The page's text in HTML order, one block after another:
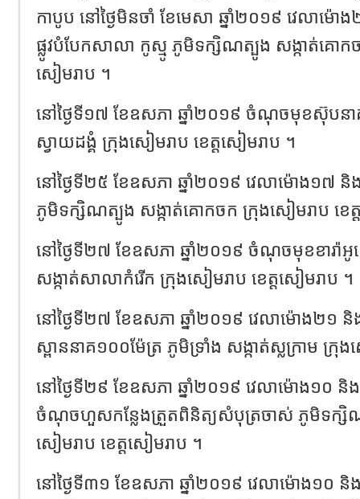
កាបូប នៅថ្ងៃមិនចាំ ខែមេសា ឆ្នាំ២០១៩ វេលា
ផ្លូវបំបែកសាលា កូស្មូ ភូមិទក្សិណត្បូង សង្កាត់គោក
សៀមរាប ។
នៅថ្ងៃទី១៧ ខែឧសភា ឆ្នាំ២០១៩ ចំណុចមុខស៊ុបន
ស្វាយដង្គំ ក្រុងសៀមរាប ខេត្តសៀមរាប ។
នៅថ្ងៃទី២៥ ខែឧសភា ឆ្នាំ២០១៩ វេលាម៉ោង១៧
ភូមិទក្សិណត្បូង សង្កាត់គោកចក ក្រុងសៀមរាប ខេត្
នៅថ្ងៃទី២៧ ខែឧសភា ឆ្នាំ២០១៩ ចំណុចមុខខារ៉ាអូ
សង្កាត់សាលាកំរើក ក្រុងសៀមរាប ខេត្តសៀមរាប ។
នៅថ្ងៃទី២៧ ខែឧសភា ឆ្នាំ២០១៩ វេលាម៉ោង២១
ស្ពាននាគ១០០ម៉ែត្រ ភូមិទ្រាំង សង្កាត់ស្លក្រាម ក្រុ
នៅថ្ងៃទី២៩ ខែឧសភា ឆ្នាំ២០១៩ វេលាម៉ោង១០ និង
ចំណុចហួសកន្លែងត្រួតពិនិត្យសំបុត្រចាស់ ភូមិទក្សិ
សៀមរាប ខេត្តសៀមរាប ។
នៅថ្ងៃទី៣១ ខែឧសភា ឆ្នាំ២០១៩ វេលាម៉ោង១០